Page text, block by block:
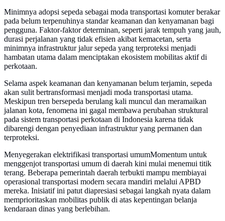
Minimnya adopsi sepeda sebagai moda transportasi komuter berakar
pada belum terpenuhinya standar keamanan dan kenyamanan bagi
pengguna. Faktor-faktor determinan, seperti jarak tempuh yang jauh,
durasi perjalanan yang tidak efisien akibat kemacetan, serta
minimnya infrastruktur jalur sepeda yang terproteksi menjadi
hambatan utama dalam menciptakan ekosistem mobilitas aktif di
perkotaan.
Selama aspek keamanan dan kenyamanan belum terjamin, sepeda
akan sulit bertransformasi menjadi moda transportasi utama.
Meskipun tren bersepeda berulang kali muncul dan meramaikan
jalanan kota, fenomena ini gagal membawa perubahan struktural
pada sistem transportasi perkotaan di Indonesia karena tidak
dibarengi dengan penyediaan infrastruktur yang permanen dan
terproteksi.
Menyegerakan elektrifikasi transportasi umumMomentum untuk
menggenjot transportasi umum di daerah kini mulai menemui titik
terang. Beberapa pemerintah daerah terbukti mampu membiayai
operasional transportasi modern secara mandiri melalui APBD
mereka. Inisiatif ini patut diapresiasi sebagai langkah nyata dalam
memprioritaskan mobilitas publik di atas kepentingan belanja
kendaraan dinas yang berlebihan.